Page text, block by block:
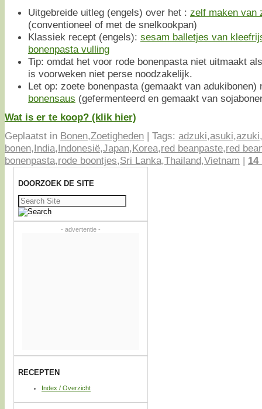
Uitgebreide uitleg (engels) over het : zelf maken van
(conventioneel of met de snelkookpan)
Klassiek recept (engels): sesam balletjes van
bonenpasta vulling
Tip: omdat het voor rode bonenpasta niet uitmaakt
is voorweken niet perse noodzakelijk.
Let op: zoete bonenpasta (gemaakt van
bonensaus (gefermenteerd en gemaakt van
Wat is er te koop? (klik hier)
Geplaatst in Bonen,Zoetigheden | Tags: adzuki,asuki,azuki,
bonen,India,Indonesië,Japan,Korea,red beanpaste,red
bonenpasta,rode boontjes,Sri Lanka,Thailand,Vietnam | 14
DOORZOEK DE SITE
Zoeken
naar:
- advertentie -
RECEPTEN
Index / Overzicht